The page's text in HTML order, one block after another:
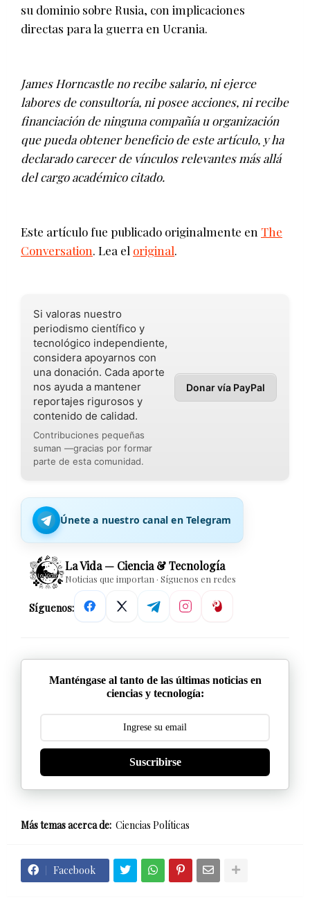
su dominio sobre Rusia, con implicaciones
directas para la guerra en Ucrania.
James Horncastle no recibe salario, ni ejerce
labores de consultoría, ni posee acciones, ni recibe
financiación de ninguna compañía u organización
que pueda obtener beneficio de este artículo, y ha
declarado carecer de vínculos relevantes más allá
del cargo académico citado.
Este artículo fue publicado originalmente en The
Conversation. Lea el original.
Si valoras nuestro
periodismo científico y
tecnológico independiente,
considera apoyarnos con
una donación. Cada aporte
nos ayuda a mantener
reportajes rigurosos y
contenido de calidad.
Contribuciones pequeñas
suman —gracias por formar
parte de esta comunidad.
Donar vía PayPal
Únete a nuestro canal en Telegram
La Vida — Ciencia & Tecnología
Noticias que importan · Síguenos en redes
Síguenos:
Manténgase al tanto de las últimas noticias en
ciencias y tecnología:
Suscribirse
Más temas acerca de: Ciencias Políticas
Facebook